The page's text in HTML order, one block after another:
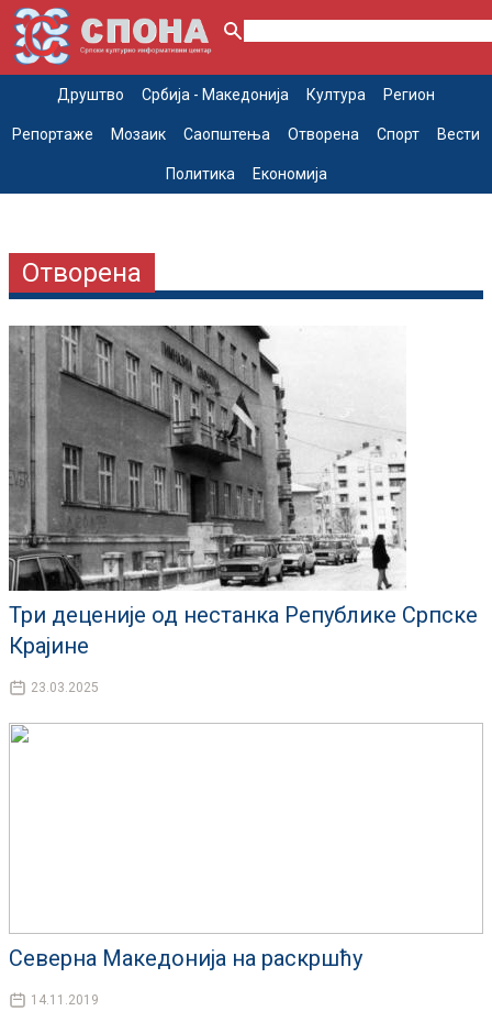
Друштво Србија - Македонија Култура Регион
Репортаже Мозаик Саопштења Отворена Спорт Вести
Политика Економија
Отворена
Три деценије од нестанка Републике Српске
Крајине
23.03.2025
Северна Македонија на раскршћу
14.11.2019